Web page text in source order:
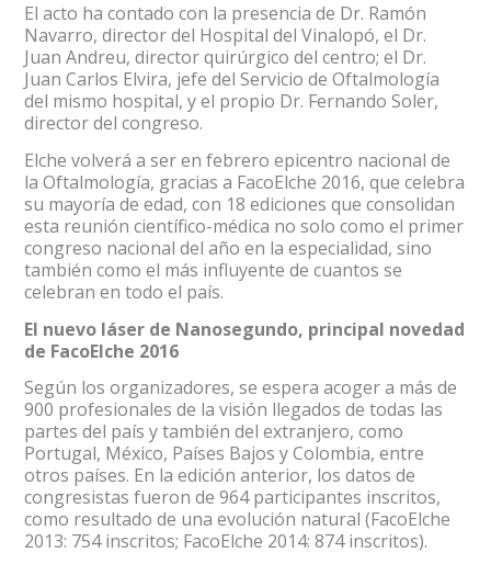
El acto ha contado con la presencia de Dr. Ramón
Navarro, director del Hospital del Vinalopó, el Dr.
Juan Andreu, director quirúrgico del centro; el Dr.
Juan Carlos Elvira, jefe del Servicio de Oftalmología
del mismo hospital, y el propio Dr. Fernando Soler,
director del congreso.
Elche volverá a ser en febrero epicentro nacional de
la Oftalmología, gracias a FacoElche 2016, que celebra
su mayoría de edad, con 18 ediciones que consolidan
esta reunión científico-médica no solo como el primer
congreso nacional del año en la especialidad, sino
también como el más influyente de cuantos se
celebran en todo el país.
El nuevo láser de Nanosegundo, principal novedad
de FacoElche 2016
Según los organizadores, se espera acoger a más de
900 profesionales de la visión llegados de todas las
partes del país y también del extranjero, como
Portugal, México, Países Bajos y Colombia, entre
otros países. En la edición anterior, los datos de
congresistas fueron de 964 participantes inscritos,
como resultado de una evolución natural (FacoElche
2013: 754 inscritos; FacoElche 2014: 874 inscritos).